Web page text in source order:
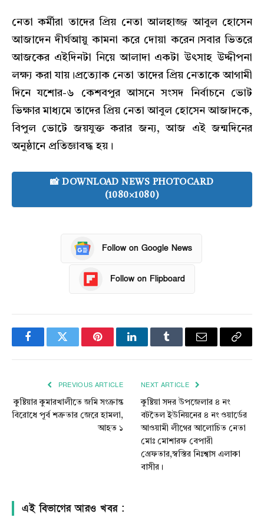
নেতা কর্মীরা তাদের প্রিয় নেতা আলহাজ্জ আবুল হোসেন
আজাদেন দীর্ঘআয়ু কামনা করে দোয়া করেন।সবার ভিতরে
আজকের এইদিনটা নিয়ে আলাদা একটা উৎসাহ উদ্দীপনা
লক্ষ্য করা যায়।প্রত্যোক নেতা তাদের প্রিয় নেতাকে আগামী
দিনে যশোর-৬ কেশবপুর আসনে সংসদ নির্বাচনে ভোট
ভিক্ষার মাধ্যমে তাদের প্রিয় নেতা আবুল হোসেন আজাদকে,
বিপুল ভোটে জয়যুক্ত করার জন্য, আজ এই জন্মদিনের
অনুষ্ঠানে প্রতিজ্ঞাবদ্ধ হয়।
📸 DOWNLOAD NEWS PHOTOCARD
(1080×1080)
Follow on Google News
Follow on Flipboard
FacebookTwitter PinterestLinkedInTumblr Email
Copy
PREVIOUS ARTICLE
কুষ্টিয়ার কুমারখালীতে জমি সংক্রান্ত
বিরোধে পূর্ব শত্রুতার জেরে হামলা,
আহত ১
NEXT ARTICLE
কুষ্টিয়া সদর উপজেলার ৪ নং
বটতৈল ইউনিয়নের ৪ নং ওয়ার্ডের
আওয়ামী লীগের আলোচিত নেতা
মোঃ মোশারফ বেপারী
গ্রেফতার,স্বস্তির নিঃশ্বাস এলাকা
বাসীর।
এই বিভাগের আরও খবর :